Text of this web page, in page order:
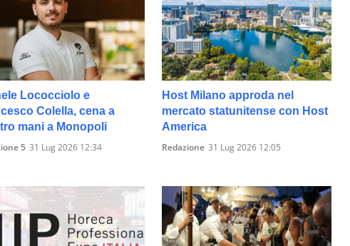
Lococciolo e
Colella, cena a
mani a Monopoli
5 31 Lug 2026 12:34
Host Milano approda nel
mercato statunitense con Host
America
Redazione 31 Lug 2026 12:05